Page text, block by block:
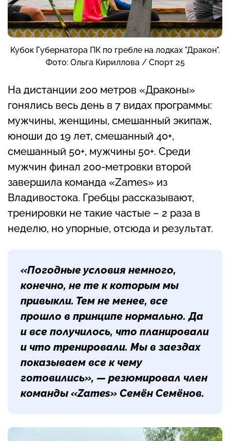
Кубок Губернатора ПК по гребле на лодках "Дракон".
Фото: Ольга Кириллова / Спорт 25
На дистанции 200 метров «Драконы»
гонялись весь день в 7 видах программы:
мужчины, женщины, смешанный экипаж,
юноши до 19 лет, смешанный 40+,
смешанный 50+, мужчины 50+. Среди
мужчин финал 200-метровки второй
завершила команда «Zames» из
Владивостока. Гребцы рассказывают,
тренировки не такие частые – 2 раза в
неделю, но упорные, отсюда и результат.
«Погодные условия немного,
конечно, не те к которым мы
привыкли. Тем не менее, все
прошло в принципе нормально. Да
и все получилось, что планировали
и что тренировали. Мы в заездах
показываем все к чему
готовились», — резюмировал член
команды «Zames» Семён Семёнов.